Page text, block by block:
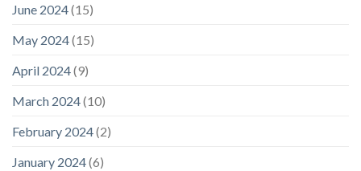
June 2024(15)
May 2024(15)
April 2024(9)
March 2024(10)
February 2024(2)
January 2024(6)